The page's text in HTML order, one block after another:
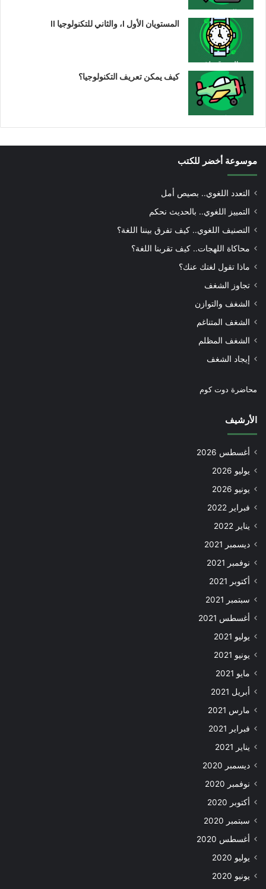
المستويان الأول I، والثاني للتكنولوجيا II
كيف يمكن تعريف التكنولوجيا؟
موسوعة أخضر للكتب
التعدد اللغوي.. بصيص أمل
التمييز اللغوي.. بالحديث نحكم
التصنيف اللغوي.. كيف تفرق بيننا اللغة؟
محاكاة اللهجات.. كيف تقربنا اللغة؟
ماذا تقول لغتك عنك؟
تجاوز الشغف
الشغف والتوازن
الشغف المتناغم
الشغف المظلم
إيجاد الشغف
محاضرة دوت كوم
الأرشيف
أغسطس 2026
يوليو 2026
يونيو 2026
فبراير 2022
يناير 2022
ديسمبر 2021
نوفمبر 2021
أكتوبر 2021
سبتمبر 2021
أغسطس 2021
يوليو 2021
يونيو 2021
مايو 2021
أبريل 2021
مارس 2021
فبراير 2021
يناير 2021
ديسمبر 2020
نوفمبر 2020
أكتوبر 2020
سبتمبر 2020
أغسطس 2020
يوليو 2020
يونيو 2020